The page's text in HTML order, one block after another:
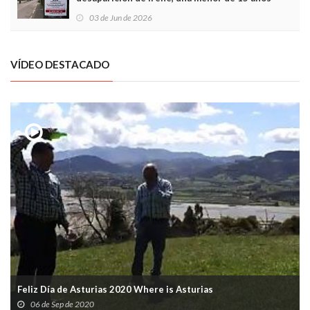
03 de Jun de 2026
VÍDEO DESTACADO
Feliz Día de Asturias 2020 Where is Asturias
06 de Sep de 2020